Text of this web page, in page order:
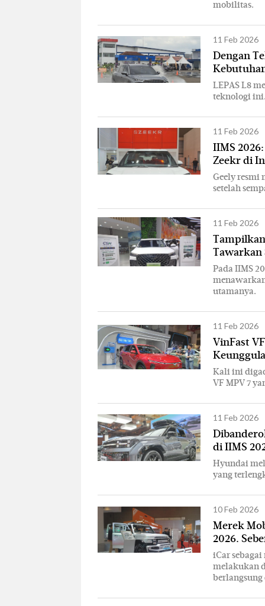
mobilitas.
11 Feb 2026
Dengan
LEPAS L8
teknologi ini.
11 Feb 2026
IIMS
Zeekr di
Geely resmi
setelah
11 Feb 2026
Tawarkan
Pada IIMS
utamanya.
11 Feb 2026
VinFast
Kali ini
VF MPV 7
11 Feb 2026
di IIMS
Hyundai
yang
10 Feb 2026
Merek
2026.
iCar
melakukan